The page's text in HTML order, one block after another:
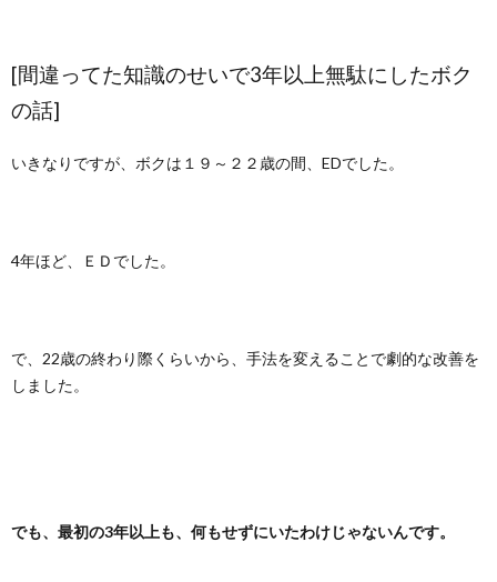
[間違ってた知識のせいで3年以上無駄にしたボク
の話]
いきなりですが、ボクは１９～２２歳の間、EDでした。
4年ほど、ＥＤでした。
で、22歳の終わり際くらいから、手法を変えることで劇的な改善を
しました。
でも、最初の3年以上も、何もせずにいたわけじゃないんです。